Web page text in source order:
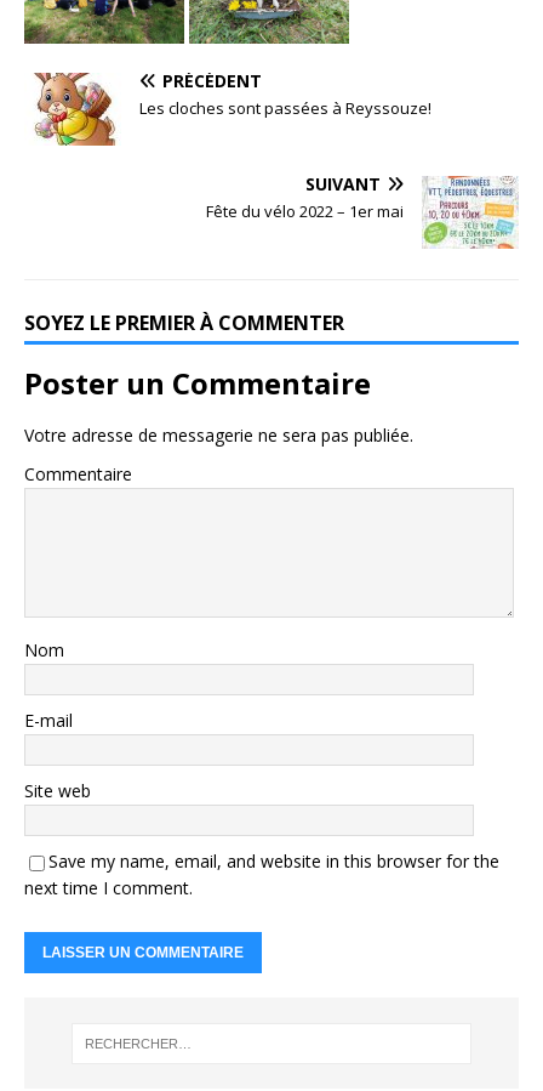
PRÉCÉDENT
Les cloches sont passées à Reyssouze!
SUIVANT
Fête du vélo 2022 – 1er mai
SOYEZ LE PREMIER À COMMENTER
Poster un Commentaire
Votre adresse de messagerie ne sera pas publiée.
Commentaire
Nom
E-mail
Site web
Save my name, email, and website in this browser for the
next time I comment.